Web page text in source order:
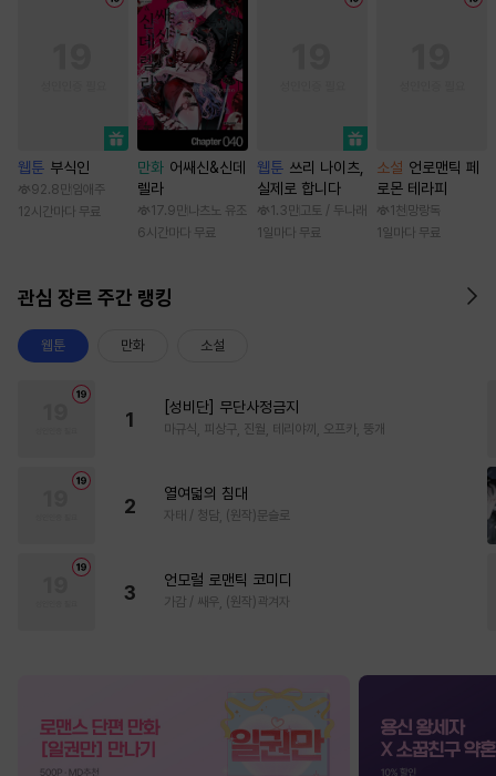
웹툰 부식인
92.8만 임애주
12시간마다 무료
만화 어쌔신&신데
렐라
17.9만 나츠노 유조
6시간마다 무료
웹툰 쓰리 나이츠,
실제로 합니다
1.3만 고토 / 두나래
1일마다 무료
소설 언로맨틱 페
로몬 테라피
1천 망랑독
1일마다 무료
관심 장르 주간 랭킹
웹툰 만화 소설
1
[성비단] 무단사정금지
마규식, 피상구, 진월, 테리야끼, 오프카, 뚱개
2
열여덟의 침대
자태 / 청담, (원작)문슬로
3
언모럴 로맨틱 코미디
가감 / 쌔우, (원작)곽겨자